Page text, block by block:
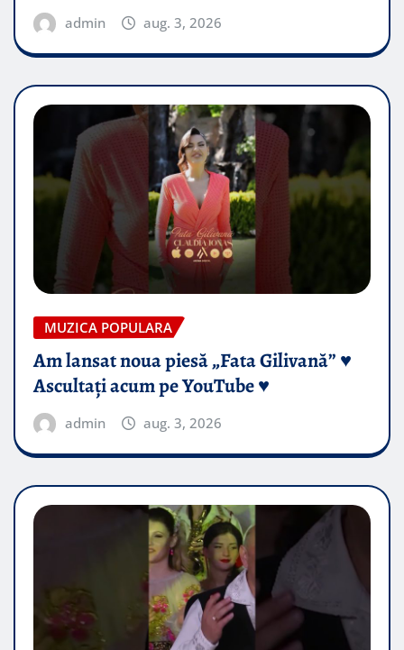
admin aug. 3, 2026
MUZICA POPULARA
Am lansat noua piesă „Fata Gilivană” ♥️
Ascultați acum pe YouTube ♥️
admin aug. 3, 2026